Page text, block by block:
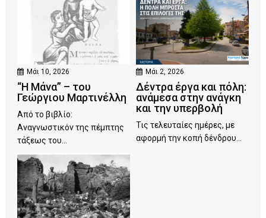
Μάι 10, 2026
“Η Μάνα” – του
Γεώργιου Μαρτινέλλη
Από το βιβλίο:
Αναγνωστικόν της πέμπτης
τάξεως του...
Μάι 2, 2026
Δέντρα έργα και πόλη:
ανάμεσα στην ανάγκη
και την υπερβολή
Τις τελευταίες ημέρες, με
αφορμή την κοπή δένδρου...